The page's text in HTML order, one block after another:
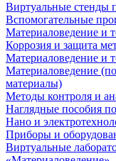
Виртуальные стенды
Вспомогательные
Материаловедение и
Коррозия и защита
Материаловедение и
Материаловедение
материалы)
Методы контроля и
Наглядные пособия
Нано и
Приборы и
Виртуальные